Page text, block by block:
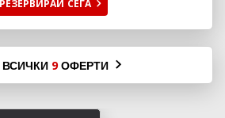
РЕЗЕРВИРАЙ СЕГА
9ОФЕРТИ